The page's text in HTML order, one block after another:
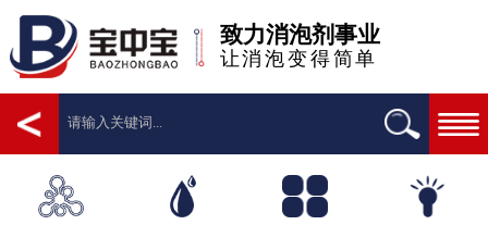
致力消泡剂事业
让消泡变得简单